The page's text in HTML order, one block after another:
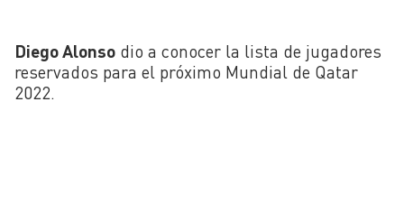
Diego Alonso dio a conocer la lista de jugadores
reservados para el próximo Mundial de Qatar
2022.